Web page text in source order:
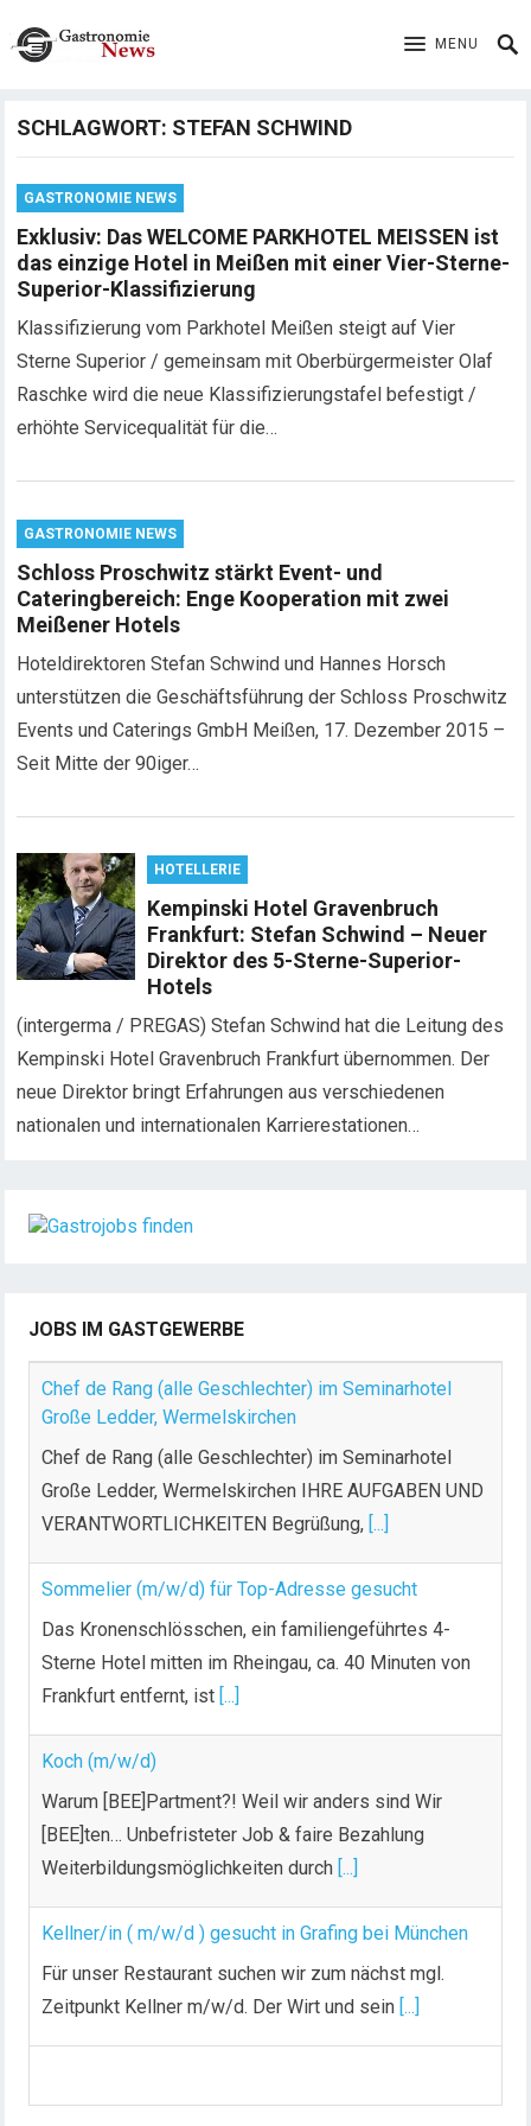
MENU
SCHLAGWORT: STEFAN SCHWIND
GASTRONOMIE NEWS
Exklusiv: Das WELCOME PARKHOTEL MEISSEN ist
das einzige Hotel in Meißen mit einer Vier-Sterne-
Superior-Klassifizierung
Klassifizierung vom Parkhotel Meißen steigt auf Vier
Sterne Superior / gemeinsam mit Oberbürgermeister Olaf
Raschke wird die neue Klassifizierungstafel befestigt /
erhöhte Servicequalität für die…
GASTRONOMIE NEWS
Schloss Proschwitz stärkt Event- und
Cateringbereich: Enge Kooperation mit zwei
Meißener Hotels
Hoteldirektoren Stefan Schwind und Hannes Horsch
unterstützen die Geschäftsführung der Schloss Proschwitz
Events und Caterings GmbH Meißen, 17. Dezember 2015 –
Seit Mitte der 90iger…
HOTELLERIE
Kempinski Hotel Gravenbruch
Frankfurt: Stefan Schwind – Neuer
Direktor des 5-Sterne-Superior-
Hotels
(intergerma / PREGAS) Stefan Schwind hat die Leitung des
Kempinski Hotel Gravenbruch Frankfurt übernommen. Der
neue Direktor bringt Erfahrungen aus verschiedenen
nationalen und internationalen Karrierestationen…
JOBS IM GASTGEWERBE
Chef de Rang (alle Geschlechter) im Seminarhotel
Große Ledder, Wermelskirchen
Chef de Rang (alle Geschlechter) im Seminarhotel
Große Ledder, Wermelskirchen IHRE AUFGABEN UND
VERANTWORTLICHKEITEN Begrüßung, [...]
Sommelier (m/w/d) für Top-Adresse gesucht
Das Kronenschlösschen, ein familiengeführtes 4-
Sterne Hotel mitten im Rheingau, ca. 40 Minuten von
Frankfurt entfernt, ist [...]
Koch (m/w/d)
Warum [BEE]Partment?! Weil wir anders sind Wir
[BEE]ten… Unbefristeter Job & faire Bezahlung
Weiterbildungsmöglichkeiten durch [...]
Kellner/in ( m/w/d ) gesucht in Grafing bei München
Für unser Restaurant suchen wir zum nächst mgl.
Zeitpunkt Kellner m/w/d. Der Wirt und sein [...]
Konstanz